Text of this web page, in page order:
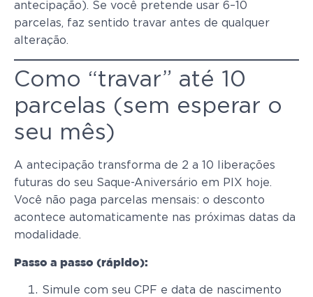
antecipação). Se você pretende usar 6–10
parcelas, faz sentido travar antes de qualquer
alteração.
Como “travar” até 10
parcelas (sem esperar o
seu mês)
A antecipação transforma de 2 a 10 liberações
futuras do seu Saque-Aniversário em PIX hoje.
Você não paga parcelas mensais: o desconto
acontece automaticamente nas próximas datas da
modalidade.
Passo a passo (rápido):
Simule com seu CPF e data de nascimento